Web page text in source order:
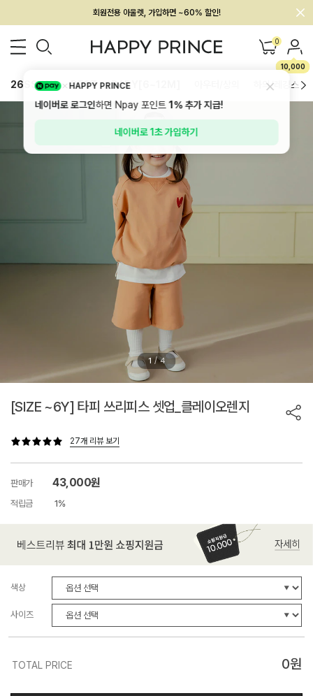
회원전용 아울렛, 가입하면 ~60% 할인!
멤버십 최대 28,000원 혜택 0
10,000
26SS 신상 BEST BABY[6~12M] 하의/레깅스
1 / 4
[SIZE ~6Y] 타피 쓰리피스 셋업_클레이오렌지
27개 리뷰 보기
판매가 43,000원
적립금 1%
색상
사이즈
TOTAL PRICE 0원
HAPPY PRINCE
네이버로 로그인하면 Npay 포인트1%추가 지급!
네이버로 1초 가입하기